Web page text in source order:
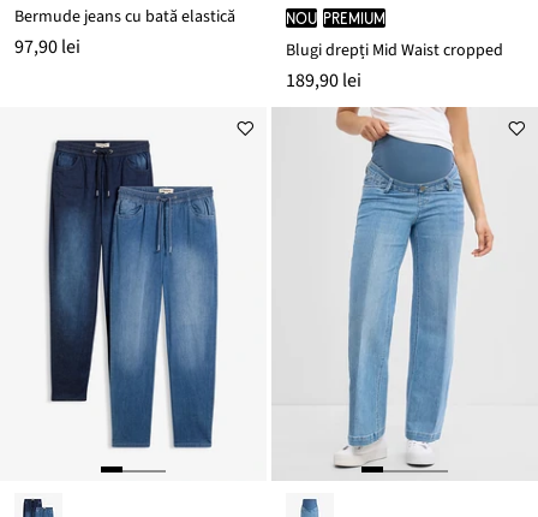
Bermude jeans cu bată elastică
97,90 lei
nou PREMIUM
Blugi drepți Mid Waist cropped
189,90 lei